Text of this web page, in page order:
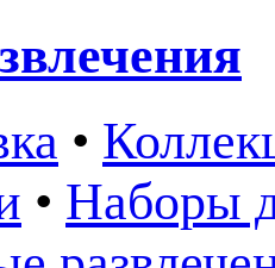
•
• Наборы